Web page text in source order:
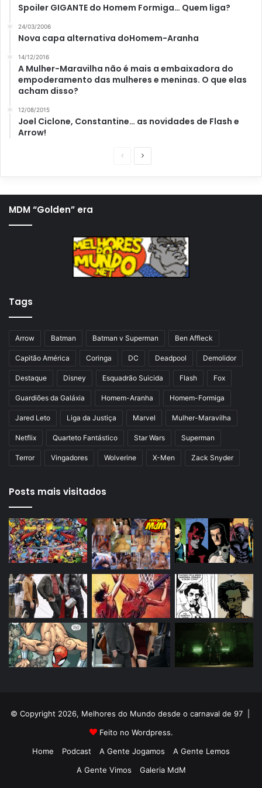
Spoiler GIGANTE do Homem Formiga… Quem liga?
24/03/2006
Nova capa alternativa doHomem-Aranha
14/12/2016
A Mulher-Maravilha não é mais a embaixadora do
empoderamento das mulheres e meninas. O que elas
acham disso?
12/08/2015
Joel Ciclone, Constantine… as novidades de Flash e
Arrow!
a
a
n
m
a
p
n
MDM “Golden” era
Tags
Arrow Batman Batman v Superman Ben Affleck
Capitão América Coringa DC Deadpool Demolidor
Destaque Disney Esquadrão Suicida Flash Fox
Guardiões da Galáxia Homem-Aranha Homem-Formiga
Jared Leto Liga da Justiça Marvel Mulher-Maravilha
Netflix Quarteto Fantástico Star Wars Superman
Terror Vingadores Wolverine X-Men Zack Snyder
Posts mais visitados
© Copyright 2026, Melhores do Mundo desde o carnaval de 97 |
Feito no Wordpress.
Home
Podcast A Gente Jogamos
A Gente Lemos
A Gente Vimos
Galeria MdM